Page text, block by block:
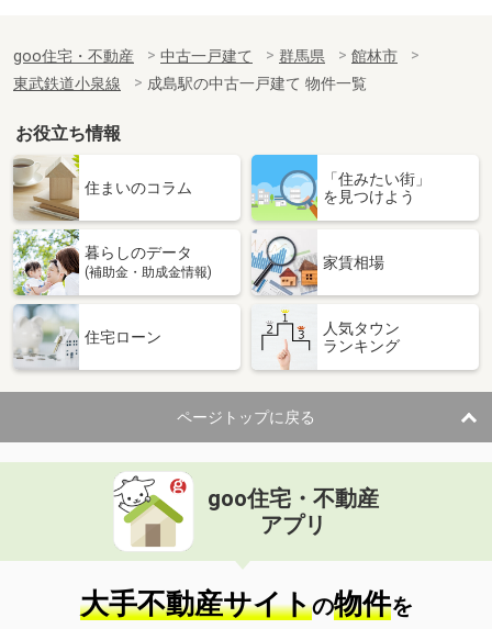
goo住宅・不動産 中古一戸建て 群馬県
館林市
東武鉄道小泉線
成島駅の中古一戸建て 物件一覧
お役立ち情報
住まいのコラム
「住みたい街」
を見つけよう
暮らしのデータ
(補助金・助成金情報)
家賃相場
住宅ローン
人気タウン
ランキング
ページトップに戻る
goo住宅・不動産
アプリ
大手不動産サイトの物件を